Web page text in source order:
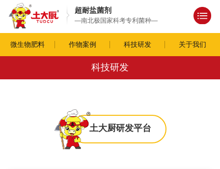
超耐盐菌剂
—南北极国家科考专利菌种—
微生物肥料 作物案例 科技研发 关于我们
科技研发
土大厨研发平台